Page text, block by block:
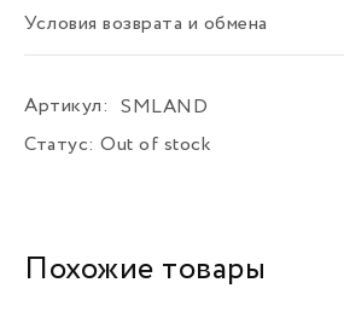
Условия возврата и обмена
Артикул:
SMLAND
Статус: Out of stock
Похожие товары